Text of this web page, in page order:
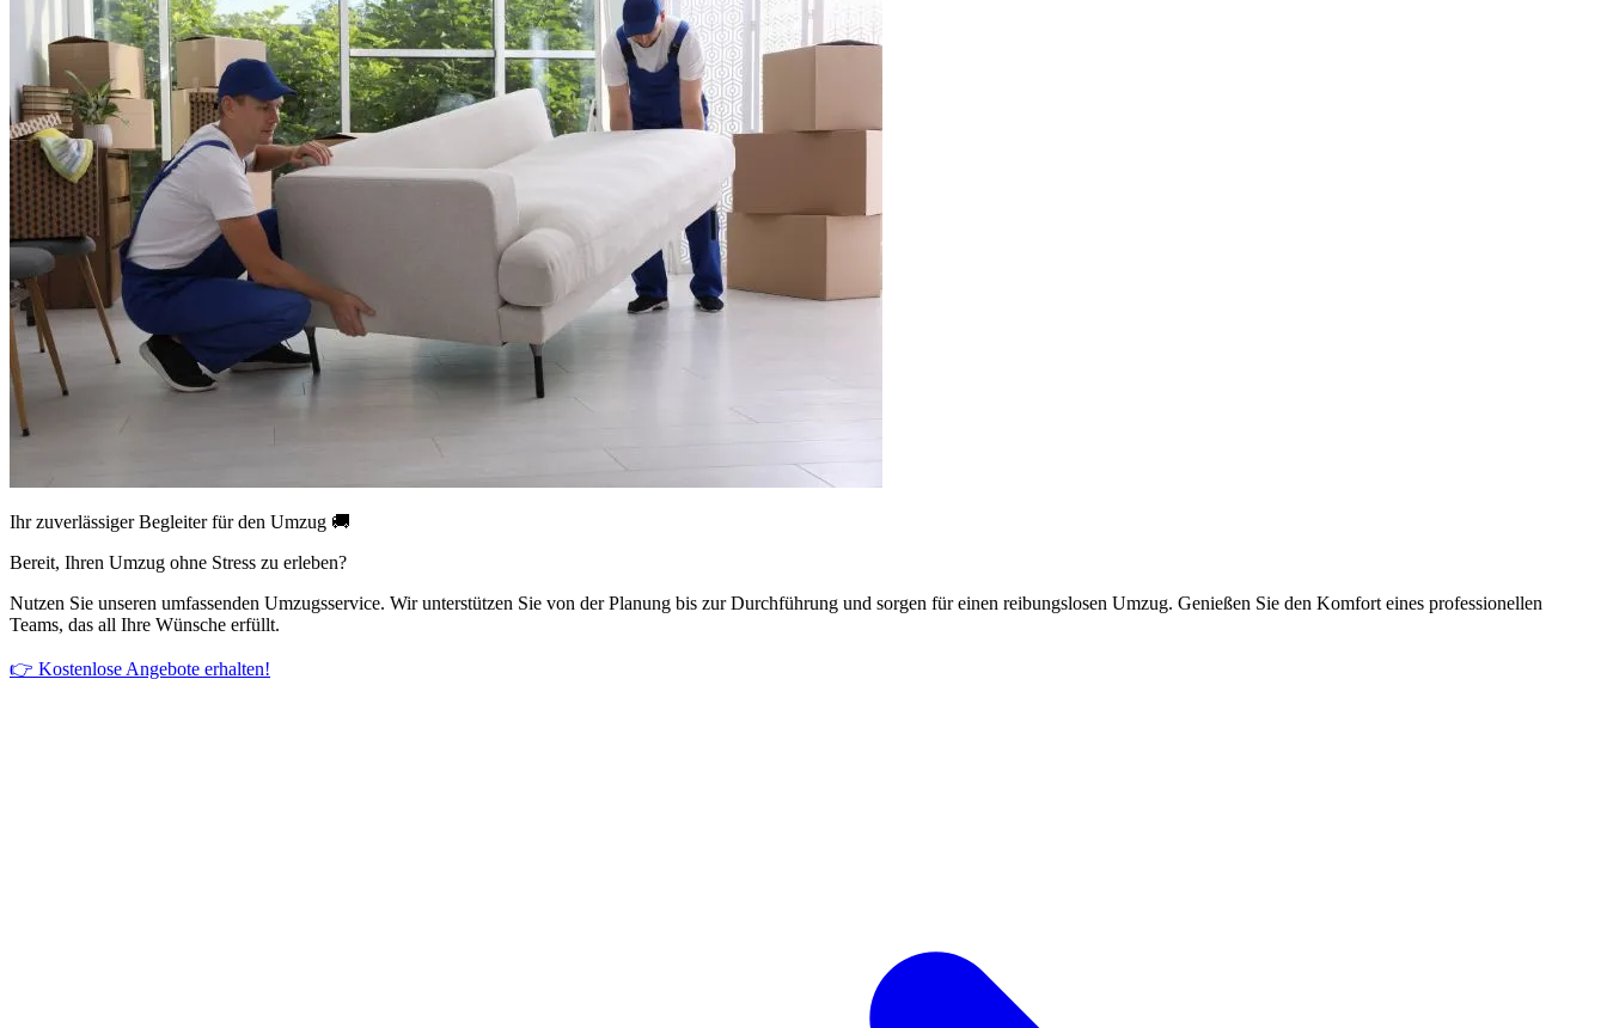
Ihr zuverlässiger Begleiter für den Umzug 🚚
Bereit, Ihren Umzug ohne Stress zu erleben?
Nutzen Sie unseren umfassenden Umzugsservice. Wir unterstützen Sie von der Planung bis zur Durchführung und sorgen für einen reibungslosen Umzug. Genießen Sie den Komfort eines professionellen
Teams, das all Ihre Wünsche erfüllt.
👉 Kostenlose Angebote erhalten!